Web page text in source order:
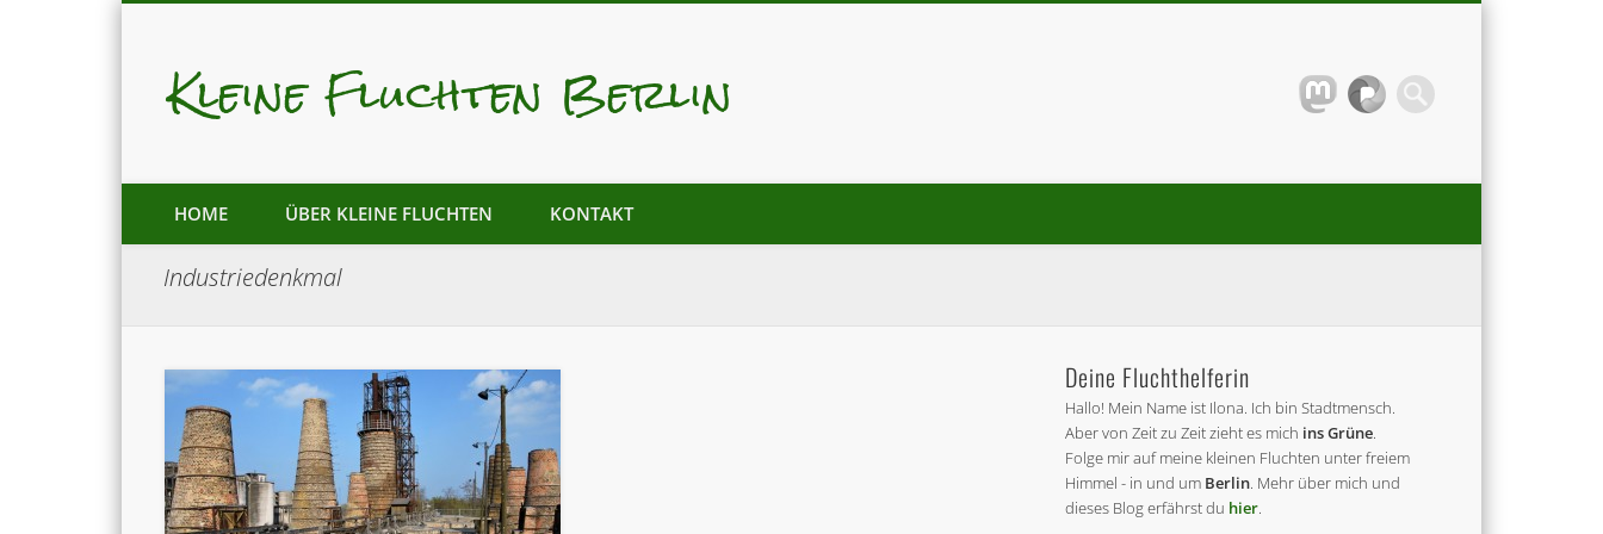
Kleine Fluchten Berlin
MastodonPixelfed
HOME ÜBER KLEINE FLUCHTEN KONTAKT
Industriedenkmal
Deine Fluchthelferin
Hallo! Mein Name ist Ilona. Ich bin Stadtmensch.
Aber von Zeit zu Zeit zieht es mich ins Grüne
Folge mir auf meine kleinen Fluchten unter freiem
Himmel - in und um Berlin . Mehr über mich und
dieses Blog erfährst du hier